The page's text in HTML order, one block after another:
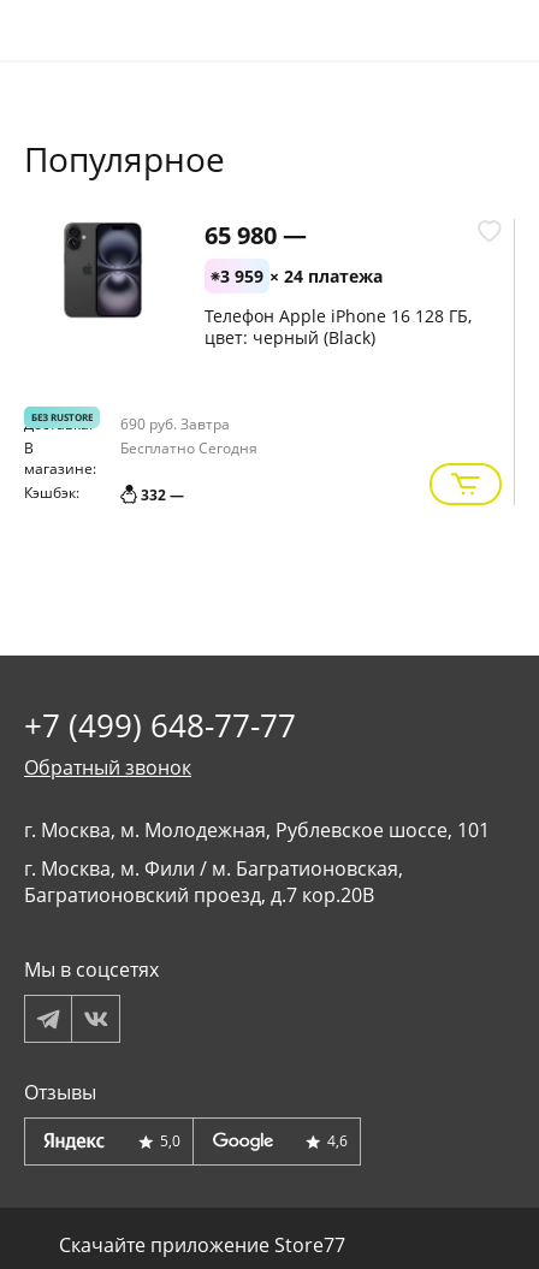
Популярное
БЕЗ RUSTORE
65 980 —
3 959 × 24 платежа
Телефон Apple iPhone 16 128 ГБ,
цвет: черный (Black)
Доставка: 690 руб. Завтра
В
магазине:
БесплатноСегодня
Кэшбэк: 332 —
+7 (499) 648-77-77
Обратный звонок
г. Москва, м. Молодежная, Рублевское шоссе, 101
г. Москва, м. Фили / м. Багратионовская,
Багратионовский проезд, д.7 кор.20В
Мы в соцсетях
Отзывы
5,0 4,6
Скачайте приложение Store77